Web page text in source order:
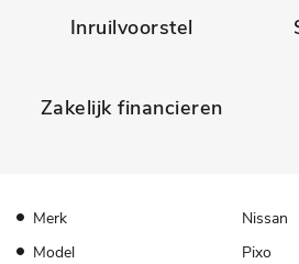
Inruilvoorstel
Zakelijk financieren
Merk
Nissan
Model
Pixo